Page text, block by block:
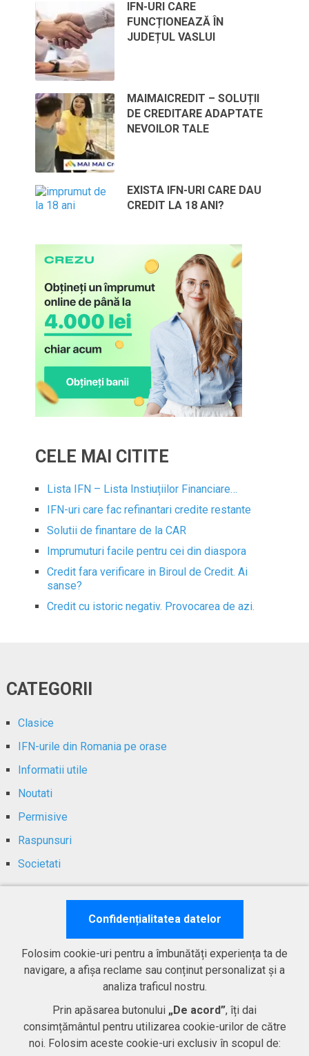
IFN-URI CARE
FUNCȚIONEAZĂ ÎN
JUDEȚUL VASLUI
MAIMAICREDIT – SOLUȚII
DE CREDITARE ADAPTATE
NEVOILOR TALE
EXISTA IFN-URI CARE DAU
CREDIT LA 18 ANI?
CELE MAI CITITE
Lista IFN – Lista Instiuțiilor Financiare…
IFN-uri care fac refinantari credite restante
Solutii de finantare de la CAR
Imprumuturi facile pentru cei din diaspora
Credit fara verificare in Biroul de Credit. Ai
sanse?
Credit cu istoric negativ. Provocarea de azi.
CATEGORII
Clasice
IFN-urile din Romania pe orase
Informatii utile
Noutati
Permisive
Raspunsuri
Societati
DE INTERES
SAFECREDIT – LINIA DE …
CLARET IFN: CREDITE PENTRU …
Confidențialitatea datelor
Folosim cookie-uri pentru a îmbunătăți experiența ta de
navigare, a afișa reclame sau conținut personalizat și a
analiza traficul nostru.
Prin apăsarea butonului „De acord”, îți dai
consimțământul pentru utilizarea cookie-urilor de către
noi. Folosim aceste cookie-uri exclusiv în scopul de: